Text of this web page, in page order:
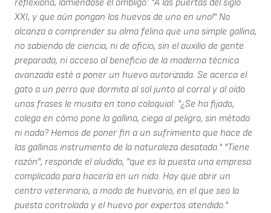
reflexiona, lamiéndose el ombligo: "A las puertas del siglo
XXI, y que aún pongan los huevos de uno en uno!" No
alcanza a comprender su alma felina que una simple gallina,
no sabiendo de ciencia, ni de oficio, sin el auxilio de gente
preparada, ni acceso al beneficio de la moderna técnica
avanzada esté a poner un huevo autorizada. Se acerca el
gato a un perro que dormita al sol junto al corral y al oído
unas frases le musita en tono coloquial: "¿Se ha fijado,
colega en cómo pone la gallina, ciega al peligro, sin método
ni nada? Hemos de poner fin a un sufrimiento que hace de
las gallinas instrumento de la naturaleza desatada." "Tiene
razón", responde el aludido, "que es la puesta una empresa
complicada para hacerla en un nido. Hay que abrir un
centro veterinario, a modo de huevario, en el que sea la
puesta controlada y el huevo por expertos atendido."